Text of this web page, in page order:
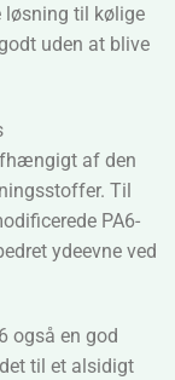
løsning til kølige
uden at blive
af den
Til
PA6-
ydeevne ved
også en god
til et alsidigt